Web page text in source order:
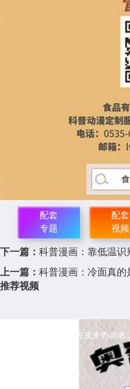
配套
专题
配套
视频
下一篇： 科普漫画：靠低温识
上一篇： 科普漫画：冷面真的
推荐视频
防疫科普视频：奥密克戎来势汹汹